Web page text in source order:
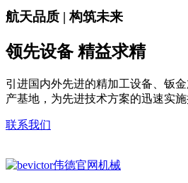
航天品质 | 构筑未来
领先设备 精益求精
引进国内外先进的精加工设备、钣
产基地，为先进技术方案的迅速实施
联系我们